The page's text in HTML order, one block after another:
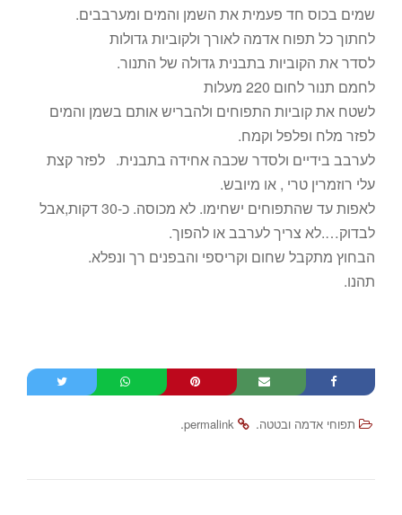
שמים בכוס חד פעמית את השמן והמים ומערבבים.
לחתוך כל תפוח אדמה לאורך ולקוביות גדולות
לסדר את הקוביות בתבנית גדולה של התנור.
לחמם תנור לחום 220 מעלות
לשטח את קוביות התפוחים ולהבריש אותם בשמן והמים
לפזר מלח ופלפל וקמח.
לערבב בידיים ולסדר שכבה אחידה בתבנית. לפזר קצת
עלי רוזמרין טרי , או מיובש.
לאפות עד שהתפוחים ישחימו. לא מכוסה. כ-30 דקות,אבל
לבדוק….לא צריך לערבב או להפוך.
הבחוץ מתקבל שחום וקריספי והבפנים רך ונפלא.
תהנו.
תפוחי אדמה ובטטה.
permalink
.